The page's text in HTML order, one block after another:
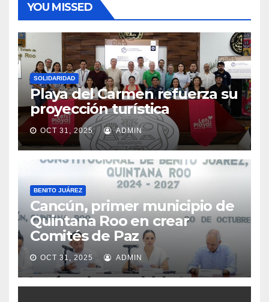
YOU MISSED
SOLIDARIDAD
Playa del Carmen refuerza su
proyección turística
OCT 31, 2025 ADMIN
BENITO JUÁREZ
Cancún, primer municipio de
Quintana Roo en crear
Comités de Paz
OCT 31, 2025 ADMIN